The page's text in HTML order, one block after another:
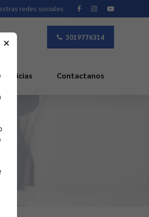
redes sociales
3019776314
Noticias Contactanos
×